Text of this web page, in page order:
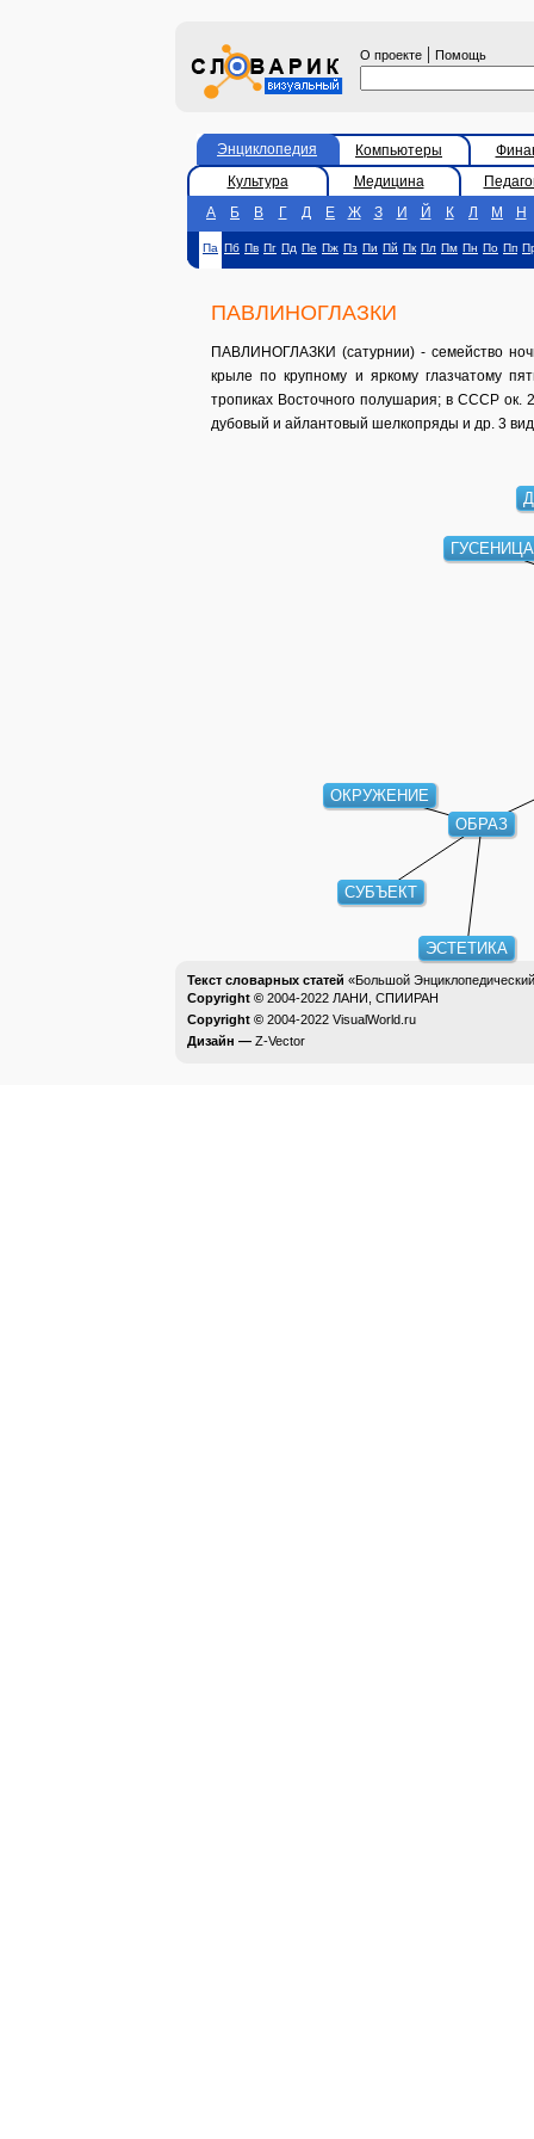
О проекте | Помощь
Энциклопедия Компьютеры
Культура
Медицина
А
Б В Г Д Е Ж З И Й К Л М Н
Па Пб Пв Пг Пд Пе Пж Пз Пи Пй Пк Пл Пм Пн По Пп
ПАВЛИНОГЛАЗКИ
ПАВЛИНОГЛАЗКИ (сатурнии) - семейство
крыле по крупному и яркому глазчатому
тропиках Восточного полушария; в СССР ок.
дубовый и айлантовый шелкопряды и др. 3
ОБРАЗ
ГУСЕНИЦА
ОКРУЖЕНИЕ
СУБЪЕКТ
ЭСТЕТИКА
Текст словарных статей «Большой
Copyright © 2004-2022 ЛАНИ, СПИИРАН
Copyright © 2004-2022 VisualWorld.ru
Дизайн — Z-Vector